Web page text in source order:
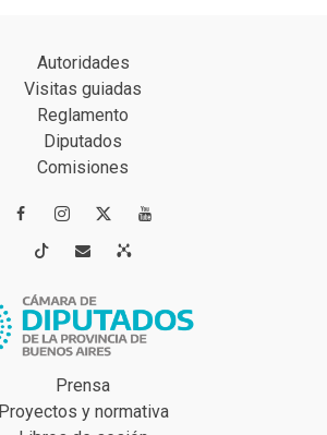
Autoridades
Visitas guiadas
Reglamento
Diputados
Comisiones
 
 
Prensa
Proyectos y normativa